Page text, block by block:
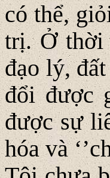
có thể,
trị. Ở thời
đạo lý,
đổi được
được sự
hóa và